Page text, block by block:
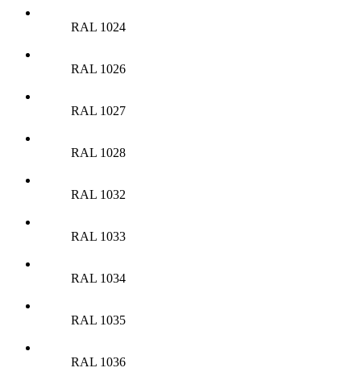
RAL 1024
RAL 1026
RAL 1027
RAL 1028
RAL 1032
RAL 1033
RAL 1034
RAL 1035
RAL 1036